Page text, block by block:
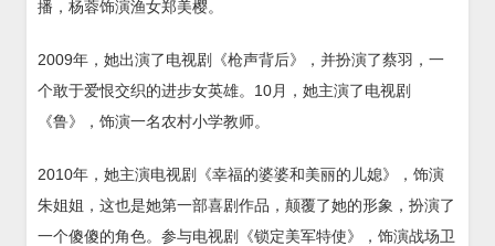
播，杨蓉饰演渔女郑美樱。
2009年，她出演了电视剧《枪声背后》，并扮演了蔡羽，一
个敢于爱恨交织的进步女英雄。10月，她主演了电视剧
《鲁》，饰演一名农村小学教师。
2010年，她主演电视剧《幸福的婆婆和美丽的儿媳》，饰演
朱姐姐，这也是她第一部喜剧作品，颠覆了她的形象，扮演了
一个傻傻的角色。参与电视剧《锁定美军特使》，饰演战场卫